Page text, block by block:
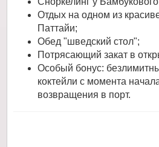
Отдых на одном из
Паттайи;
Обед "шведский стол";
Потрясающий закат в
Особый бонус:
коктейли с момента
возвращения в порт.